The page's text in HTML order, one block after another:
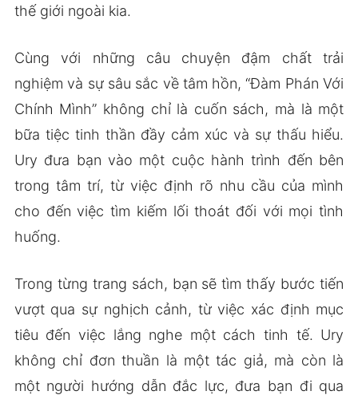
thế giới ngoài kia.
Cùng với những câu chuyện đậm chất trải
nghiệm và sự sâu sắc về tâm hồn, “Đàm Phán Với
Chính Mình” không chỉ là cuốn sách, mà là một
bữa tiệc tinh thần đầy cảm xúc và sự thấu hiểu.
Ury đưa bạn vào một cuộc hành trình đến bên
trong tâm trí, từ việc định rõ nhu cầu của mình
cho đến việc tìm kiếm lối thoát đối với mọi tình
huống.
Trong từng trang sách, bạn sẽ tìm thấy bước tiến
vượt qua sự nghịch cảnh, từ việc xác định mục
tiêu đến việc lắng nghe một cách tinh tế. Ury
không chỉ đơn thuần là một tác giả, mà còn là
một người hướng dẫn đắc lực, đưa bạn đi qua